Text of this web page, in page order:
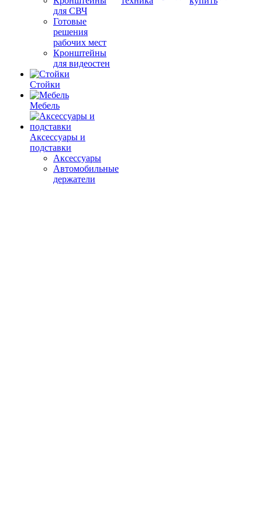
для СВЧ
Готовые
решения
рабочих мест
Кронштейны
для видеостен
Стойки
Мебель
Аксессуары и
подставки
Аксессуары
Автомобильные
держатели